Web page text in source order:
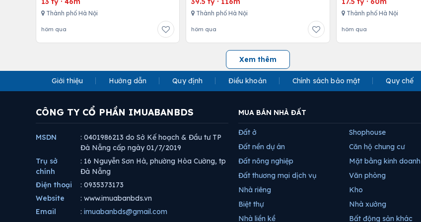
Thành phố Hà Nội
hôm qua
Thành phố Hà Nội
hôm qua
Thành phố Hà Nội
hôm qua
Xem thêm
Giới thiệu Hướng dẫn Quy định Điều khoản Chính sách bảo mật Quy chế
CÔNG TY CỔ PHẦN IMUABANBDS
MSDN
: 0401986213 do Sở Kế hoạch & Đầu tư TP
Đà Nẵng cấp ngày 01/7/2019
Trụ sở
chính
: 16 Nguyễn Sơn Hà, phường Hòa Cường, tp
Đà Nẵng
Điện thoại
: 0935373173
Website
: www.imuabanbds.vn
Email
: imuabanbds@gmail.com
MUA BÁN NHÀ ĐẤT
Đất ở
Đất nền dự án
Đất nông nghiệp
Đất thương mại dịch vụ
Nhà riêng
Biệt thự
Nhà liền kề
Shophouse
Căn hộ chung cư
Mặt bằng kinh doanh
Văn phòng
Kho
Nhà xưởng
Bất động sản khác